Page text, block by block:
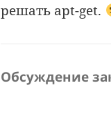
решать apt-get.
Обсуждение